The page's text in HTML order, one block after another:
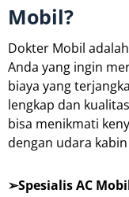
Mobil?
Dokter Mobil
Anda yang ingin
biaya yang
lengkap dan
bisa menikmati
dengan udara
➢Spesialis AC